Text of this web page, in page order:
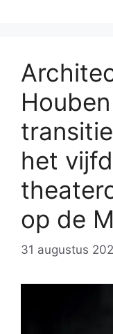
het
op de
31 augustus